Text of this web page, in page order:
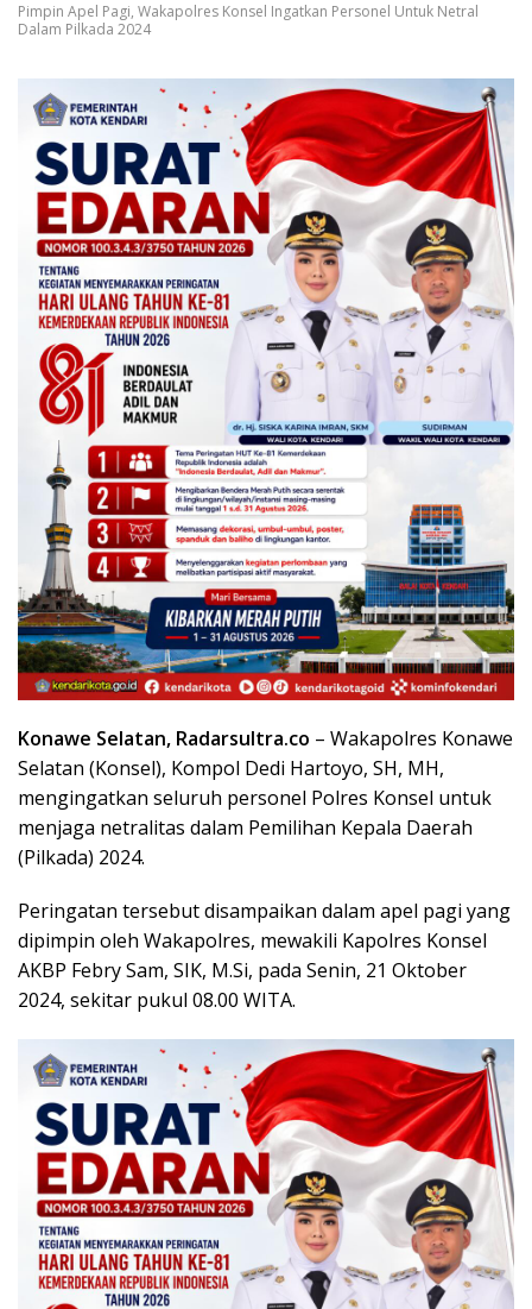
Pimpin Apel Pagi, Wakapolres Konsel Ingatkan Personel Untuk Netral
Dalam Pilkada 2024
Konawe Selatan, Radarsultra.co – Wakapolres Konawe
Selatan (Konsel), Kompol Dedi Hartoyo, SH, MH,
mengingatkan seluruh personel Polres Konsel untuk
menjaga netralitas dalam Pemilihan Kepala Daerah
(Pilkada) 2024.
Peringatan tersebut disampaikan dalam apel pagi yang
dipimpin oleh Wakapolres, mewakili Kapolres Konsel
AKBP Febry Sam, SIK, M.Si, pada Senin, 21 Oktober
2024, sekitar pukul 08.00 WITA.